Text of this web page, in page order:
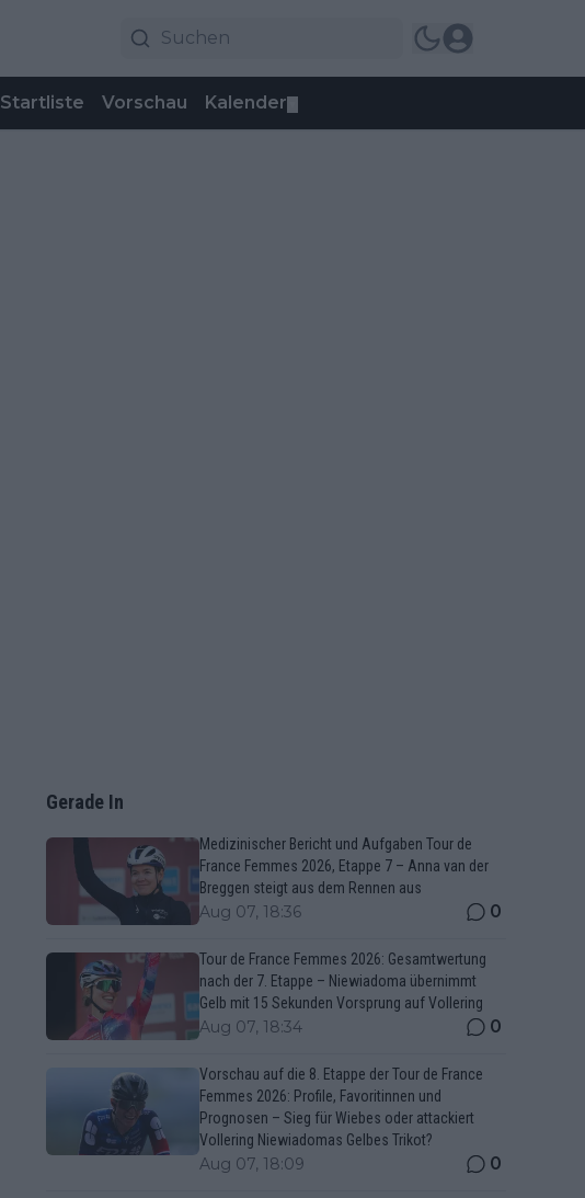
Startliste Vorschau Kalender
Gerade In
Medizinischer Bericht und Aufgaben Tour de
France Femmes 2026, Etappe 7 – Anna van der
Breggen steigt aus dem Rennen aus
Aug 07, 18:36 0
Tour de France Femmes 2026: Gesamtwertung
nach der 7. Etappe – Niewiadoma übernimmt
Gelb mit 15 Sekunden Vorsprung auf Vollering
Aug 07, 18:34 0
Vorschau auf die 8. Etappe der Tour de France
Femmes 2026: Profile, Favoritinnen und
Prognosen – Sieg für Wiebes oder attackiert
Vollering Niewiadomas Gelbes Trikot?
Aug 07, 18:09 0